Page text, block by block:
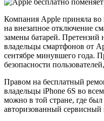
Компания Apple приняла во
на внезапное отключение
замены батарей. Претензий
владельцы смартфонов от
сентябре минувшего года.
безопасности
Правом на бесплатный
владельцы iPhone 6S во
можно в той стране, где
авторизованный сервисный